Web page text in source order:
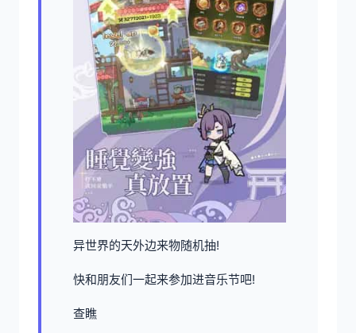
异世界的天外边来物随机抽!
快和朋友们一起来参加进音乐节吧!
查瞧